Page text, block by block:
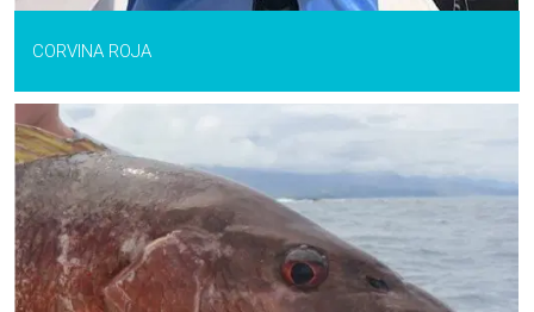
CORVINA ROJA